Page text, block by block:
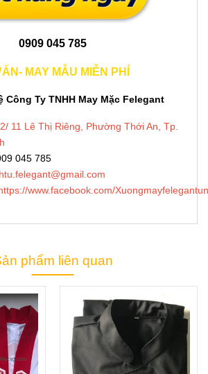
0909 045 785
MAY MẪU MIỄN PHÍ
Ty TNHH May Mặc Felegant
11 Lê Thị Riêng, Phường Thới An, Tp.
045 785
www.facebook.com/
phẩm liên quan